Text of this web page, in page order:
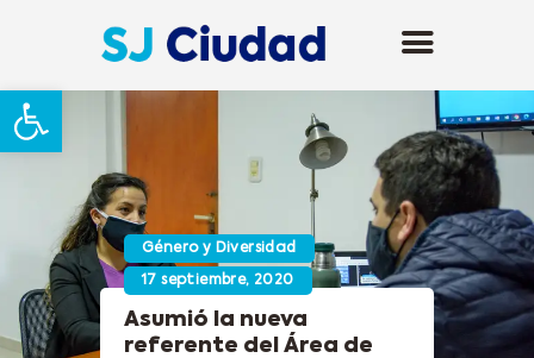
Abrir barra de herramientas
Género y Diversidad
17 septiembre, 2020
Asumió la nueva
referente del Área de